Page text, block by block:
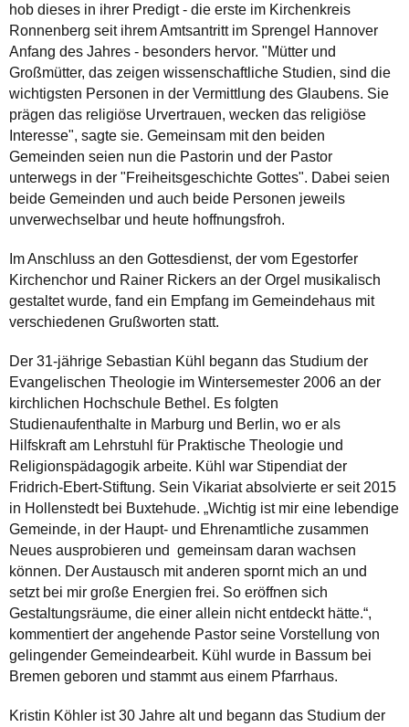
hob dieses in ihrer Predigt - die erste im Kirchenkreis
Ronnenberg seit ihrem Amtsantritt im Sprengel Hannover
Anfang des Jahres - besonders hervor. "Mütter und
Großmütter, das zeigen wissenschaftliche Studien, sind die
wichtigsten Personen in der Vermittlung des Glaubens. Sie
prägen das religiöse Urvertrauen, wecken das religiöse
Interesse", sagte sie. Gemeinsam mit den beiden
Gemeinden seien nun die Pastorin und der Pastor
unterwegs in der "Freiheitsgeschichte Gottes". Dabei seien
beide Gemeinden und auch beide Personen jeweils
unverwechselbar und heute hoffnungsfroh.
Im Anschluss an den Gottesdienst, der vom Egestorfer
Kirchenchor und Rainer Rickers an der Orgel musikalisch
gestaltet wurde, fand ein Empfang im Gemeindehaus mit
verschiedenen Grußworten statt.
Der 31-jährige Sebastian Kühl begann das Studium der
Evangelischen Theologie im Wintersemester 2006 an der
kirchlichen Hochschule Bethel. Es folgten
Studienaufenthalte in Marburg und Berlin, wo er als
Hilfskraft am Lehrstuhl für Praktische Theologie und
Religionspädagogik arbeite. Kühl war Stipendiat der
Fridrich-Ebert-Stiftung. Sein Vikariat absolvierte er seit 2015
in Hollenstedt bei Buxtehude. „Wichtig ist mir eine lebendige
Gemeinde, in der Haupt- und Ehrenamtliche zusammen
Neues ausprobieren und gemeinsam daran wachsen
können. Der Austausch mit anderen spornt mich an und
setzt bei mir große Energien frei. So eröffnen sich
Gestaltungsräume, die einer allein nicht entdeckt hätte.“,
kommentiert der angehende Pastor seine Vorstellung von
gelingender Gemeindearbeit. Kühl wurde in Bassum bei
Bremen geboren und stammt aus einem Pfarrhaus.
Kristin Köhler ist 30 Jahre alt und begann das Studium der